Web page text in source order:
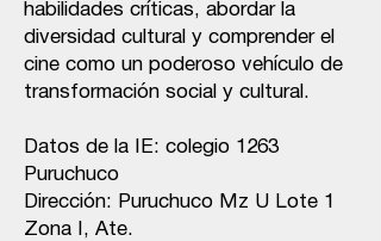
habilidades críticas, abordar la
diversidad cultural y comprender el
cine como un poderoso vehículo de
transformación social y cultural.
Datos de la IE: colegio 1263
Puruchuco
Dirección: Puruchuco Mz U Lote 1
Zona I, Ate.